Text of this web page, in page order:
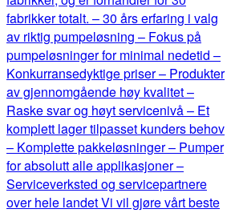
fabrikker totalt. – 30 års erfaring i valg
av riktig pumpeløsning – Fokus på
pumpeløsninger for minimal nedetid –
Konkurransedyktige priser – Produkter
av gjennomgående høy kvalitet –
Raske svar og høyt servicenivå – Et
komplett lager tilpasset kunders behov
– Komplette pakkeløsninger – Pumper
for absolutt alle applikasjoner –
Serviceverksted og servicepartnere
over hele landet Vi vil gjøre vårt beste